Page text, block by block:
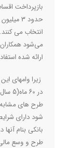
انتخاب می
می‌شود
ارائه شده
در
شود دارای
بانکی بنام
طرح و وسع مالی